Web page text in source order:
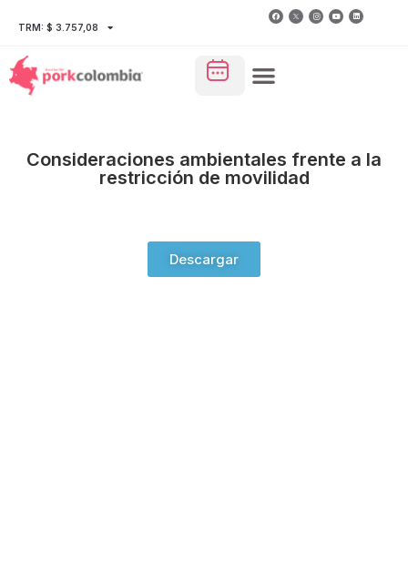
TRM: $ 3.757,08
Consideraciones ambientales frente a la
restricción de movilidad
Descargar